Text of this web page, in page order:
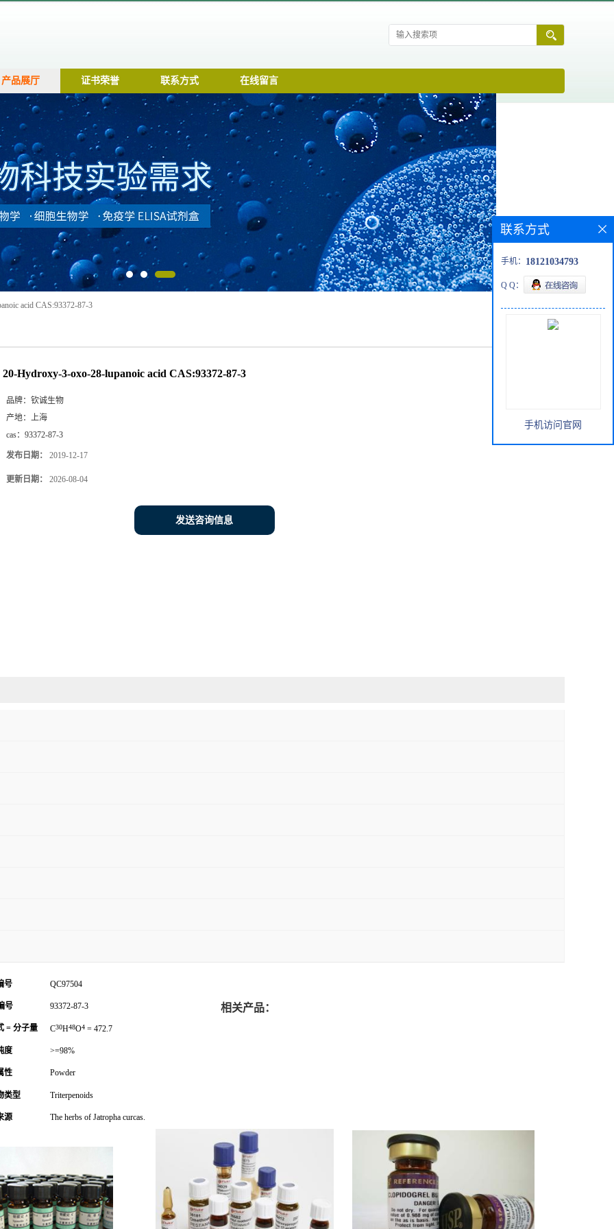
产品展厅 证书荣誉 联系方式 在线留言
acid CAS:93372-87-3
20-Hydroxy-3-oxo-28-lupanoic acid CAS:93372-87-3
品牌： 钦诚生物
产地： 上海
cas： 93372-87-3
发布日期： 2019-12-17
更新日期： 2026-08-04
发送咨询信息
号 QC97504
号 93372-87-3
= 分子量 C30H48O4 = 472.7
度 >=98%
性 Powder
类型 Triterpenoids
源 The herbs of Jatropha curcas.
相关产品：
联系方式
手机： 18121034793
Q Q：
手机访问官网